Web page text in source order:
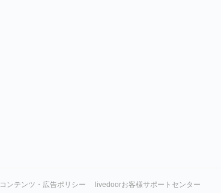
コンテンツ・広告ポリシー livedoorお客様サポートセンター